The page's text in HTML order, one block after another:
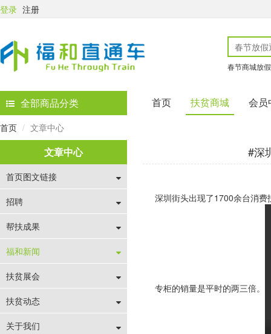
登录 注册
春节商城放
全部商品分类 首页 扶贫商城 会员
首页 文章中心
文章中心
首页图文链接
招聘
帮扶成果
福和新闻
扶贫展会
扶贫动态
关于我们
#深
深圳街头出现了1700余台消
专柜的销量是平时的两三倍。